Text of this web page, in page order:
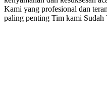
Kami yang profesional dan
paling penting Tim kami Sudah